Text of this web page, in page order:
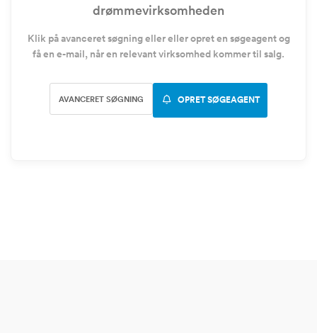
drømmevirksomheden
Klik på avanceret søgning eller eller opret en søgeagent og
få en e-mail, når en relevant virksomhed kommer til salg.
AVANCERET SØGNING OPRET SØGEAGENT